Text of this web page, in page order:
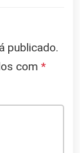
publicado.
com *